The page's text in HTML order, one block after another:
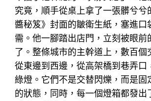
究竟，順手從桌上拿了一張髒兮兮
醬秘笈》封面的皺衛生紙，塞進口
需。他一腳踏出店門，立刻被眼前
了。整條城市的主幹道上，數百個
從東邊到西邊，從高架橋到巷弄口
綠燈。它們不是交替閃爍，而是固
的狀態，同時，每一個燈箱都發出